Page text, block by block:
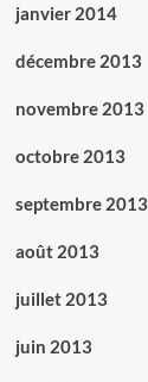
janvier 2014
décembre 2013
novembre 2013
octobre 2013
septembre 2013
août 2013
juillet 2013
juin 2013